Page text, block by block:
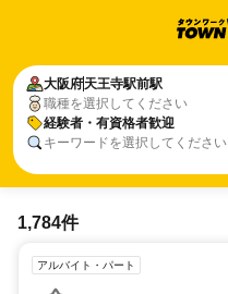
大阪府天王寺駅前駅
職種を選択してください
経験者・有資格者歓迎
キーワードを選択してください
1,784件
アルバイト・パート